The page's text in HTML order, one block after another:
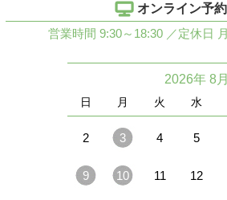
オンライン予
営業時間 9:30～18:30 ／定休日
2026年 8月
日 月 火 水
2 3 4 5
9 10 11 12